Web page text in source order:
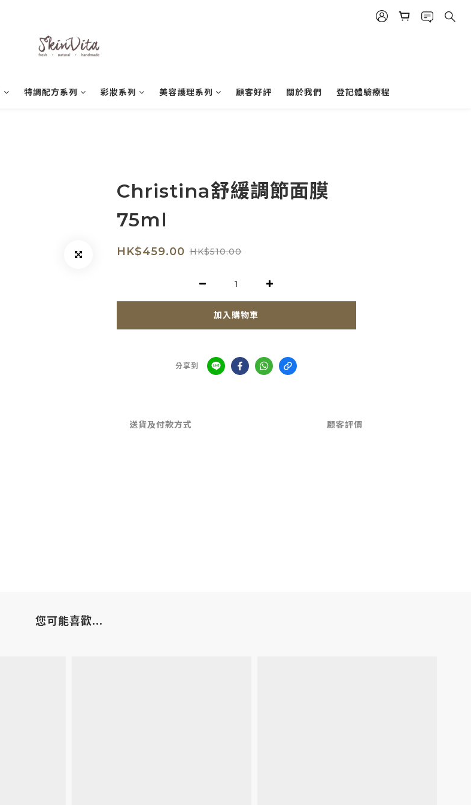
特調配方系列 彩妝系列 美容護理系列 顧客好評 關於我們 登記體驗療程
Christina舒緩調節面膜
75ml
HK$459.00 HK$510.00
加入購物車
分享到
送貨及付款方式 顧客評價
您可能喜歡...